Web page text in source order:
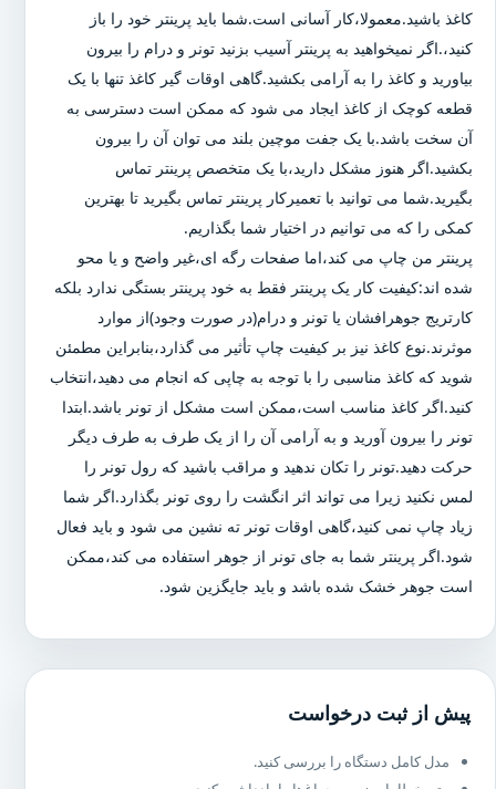
کاغذ باشید.معمولا،کار آسانی است.شما باید پرینتر خود را باز
کنید،.اگر نمیخواهید به پرینتر آسیب بزنید تونر و درام را بیرون
بیاورید و کاغذ را به آرامی بکشید.گاهی اوقات گیر کاغذ تنها با یک
قطعه کوچک از کاغذ ایجاد می شود که ممکن است دسترسی به
آن سخت باشد.با یک جفت موچین بلند می توان آن را بیرون
بکشید.اگر هنوز مشکل دارید،با یک متخصص پرینتر تماس
بگیرید.شما می توانید با تعمیرکار پرینتر تماس بگیرید تا بهترین
کمکی را که می توانیم در اختیار شما بگذاریم.
پرینتر من چاپ می کند،اما صفحات رگه ای،غیر واضح و یا محو
شده اند:کیفیت کار یک پرینتر فقط به خود پرینتر بستگی ندارد بلکه
کارتریج جوهرافشان یا تونر و درام(در صورت وجود)از موارد
موثرند.نوع کاغذ نیز بر کیفیت چاپ تأثیر می گذارد،بنابراین مطمئن
شوید که کاغذ مناسبی را با توجه به چاپی که انجام می دهید،انتخاب
کنید.اگر کاغذ مناسب است،ممکن است مشکل از تونر باشد.ابتدا
تونر را بیرون آورید و به آرامی آن را از یک طرف به طرف دیگر
حرکت دهید.تونر را تکان ندهید و مراقب باشید که رول تونر را
لمس نکنید زیرا می تواند اثر انگشت را روی تونر بگذارد.اگر شما
زیاد چاپ نمی کنید،گاهی اوقات تونر ته نشین می شود و باید فعال
شود.اگر پرینتر شما به جای تونر از جوهر استفاده می کند،ممکن
است جوهر خشک شده باشد و باید جایگزین شود.
پیش از ثبت درخواست
مدل کامل دستگاه را بررسی کنید.